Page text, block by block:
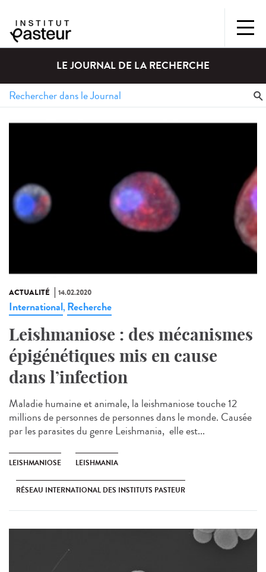
LE JOURNAL DE LA RECHERCHE
ACTUALITÉ 14.02.2020
International, Recherche
Leishmaniose : des mécanismes
épigénétiques mis en cause
dans l’infection
Maladie humaine et animale, la leishmaniose touche 12
millions de personnes de personnes dans le monde. Causée
par les parasites du genre Leishmania, elle est...
LEISHMANIOSE LEISHMANIA
RÉSEAU INTERNATIONAL DES INSTITUTS PASTEUR